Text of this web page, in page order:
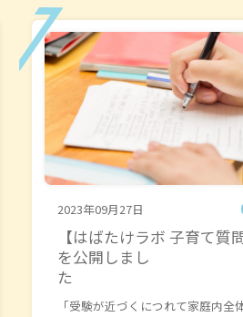
2023年09月27日
【はばたけラボ 子育て質
を公開しまし
た
「受験が近づくにつれて家庭内全